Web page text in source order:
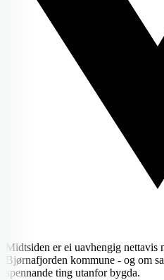
Midtsiden er ei uavhengig nettavis
Bjørnafjorden kommune - og om
spennande ting utanfor bygda.